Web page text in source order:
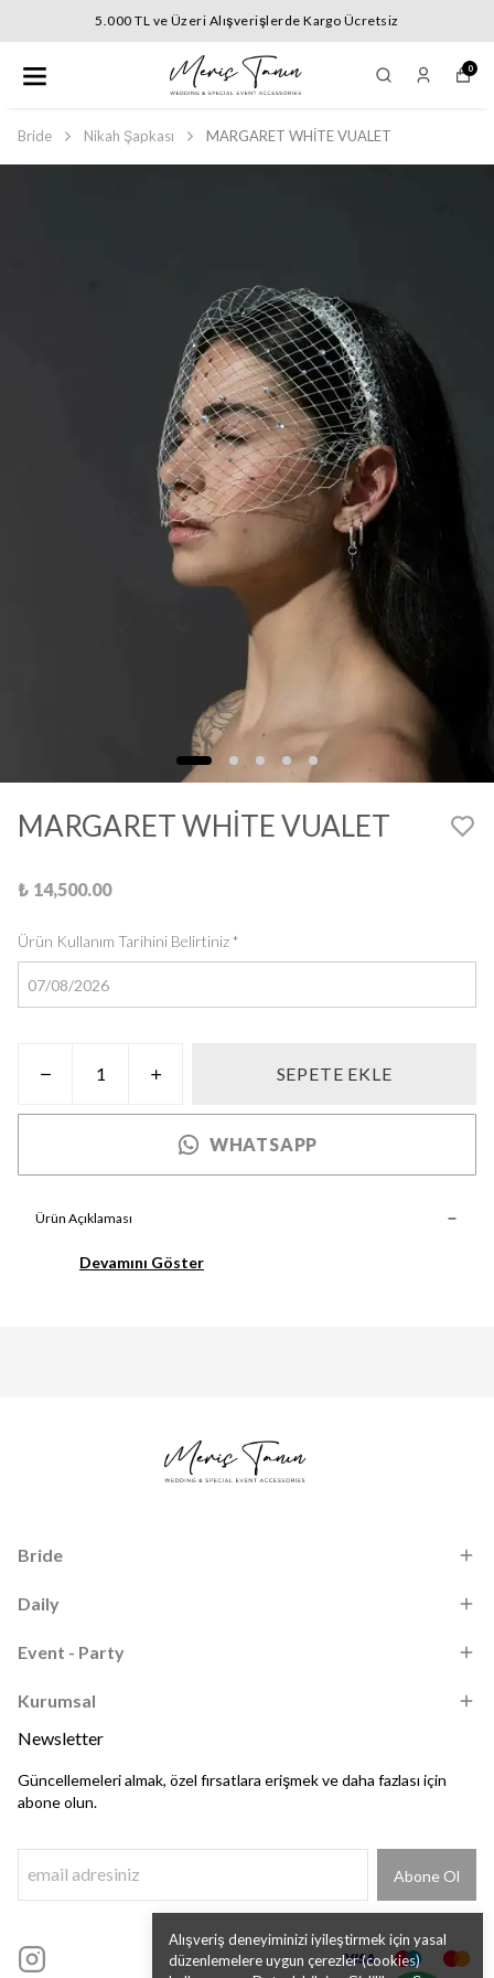
5.000 TL ve Üzeri Alışverişlerde Kargo Ücretsiz
0
Alışveriş deneyiminizi iyileştirmek için yasal
düzenlemelere uygun çerezler (cookies)
Bride Nikah Şapkası MARGARET WHİTE VUALET
MARGARET WHİTE VUALET
₺ 14,500.00
Ürün Kullanım Tarihini Belirtiniz*
SEPETE EKLE
WHATSAPP
Ürün Açıklaması
Devamını Göster
Bride
Daily
Event - Party
Kurumsal
Newsletter
Güncellemeleri almak, özel fırsatlara erişmek ve daha fazlası için
abone olun.
Abone Ol